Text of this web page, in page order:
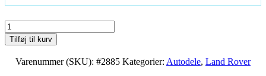
Land
Rover
Discovery
4.0
Tilføj til kurv
Varenummer (SKU): #2885 Kategorier: Autodele, Land Rover